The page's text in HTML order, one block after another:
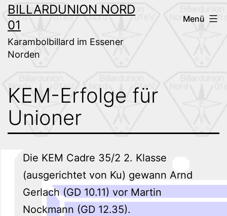
Zum
Inhalt
springen
BILLARDUNION NORD
01
Karambolbillard im Essener
Norden
Menü
KEM-Erfolge für
Unioner
Die KEM Cadre 35/2 2. Klasse
(ausgerichtet von Ku) gewann Arnd
Gerlach (GD 10.11) vor Martin
Nockmann (GD 12.35).